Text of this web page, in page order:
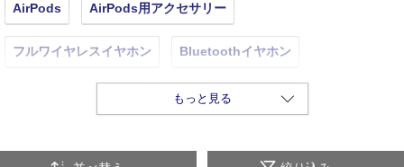
AirPods AirPods用アクセサリー
フルワイヤレスイヤホン Bluetoothイヤホン
ライトニングイヤホン
もっと見る